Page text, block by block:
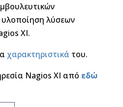
υλοποίηση λύσεων
XI.
χαρακτηριστικά του.
Nagios XI από εδώ